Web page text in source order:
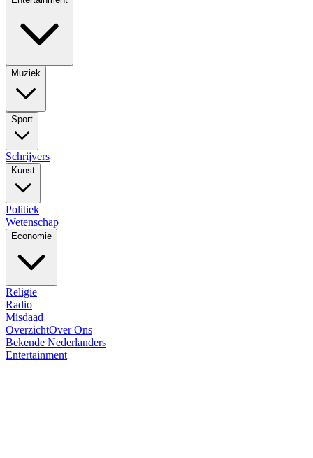
Muziek
Sport
Schrijvers
Kunst
Politiek
Wetenschap
Economie
Religie
Radio
Misdaad
OverzichtOver Ons
Bekende Nederlanders
Entertainment